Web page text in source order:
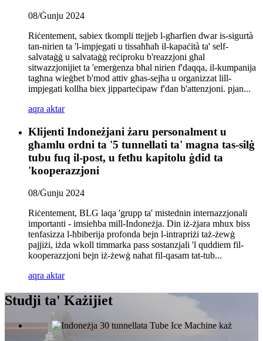
08/Ġunju 2024
Riċentement, sabiex tkompli ttejjeb l-għarfien dwar is-sigurtà
tan-nirien ta 'l-impjegati u tissaħħaħ il-kapaċità ta' self-
salvataġġ u salvataġġ reċiproku b'reazzjoni għal
sitwazzjonijiet ta 'emerġenza bħal nirien f'daqqa, il-kumpanija
tagħna wieġbet b'mod attiv għas-sejħa u organizzat lill-
impjegati kollha biex jipparteċipaw f'dan b'attenzjoni. pjan...
aqra aktar
Klijenti Indoneżjani żaru personalment u
għamlu ordni ta '5 tunnellati ta' magna tas-silġ
tubu fuq il-post, u fetħu kapitolu ġdid ta
'kooperazzjoni
08/Ġunju 2024
Riċentement, BLG laqa 'grupp ta' mistednin internazzjonali
importanti - imsieħba mill-Indoneżja. Din iż-żjara mhux biss
tenfasizza l-ħbiberija profonda bejn l-intrapriżi taż-żewġ
pajjiżi, iżda wkoll timmarka pass sostanzjali 'l quddiem fil-
kooperazzjoni bejn iż-żewġ naħat fil-qasam tat-tub...
aqra aktar
Studji ta' Każijiet